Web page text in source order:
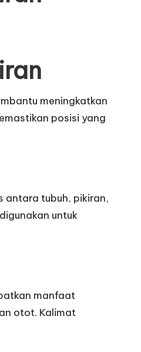
meningkatkan
posisi yang
antara tubuh, pikiran,
untuk
manfaat
otot. Kalimat